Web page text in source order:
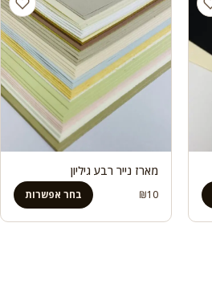
מארז נייר רבע גיליון
₪10 בחר אפשרות